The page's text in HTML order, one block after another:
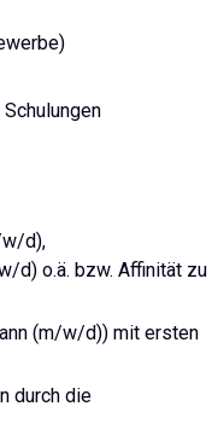
d),
d) o.ä. bzw. Affinität zu
(m/w/d)) mit ersten
durch die